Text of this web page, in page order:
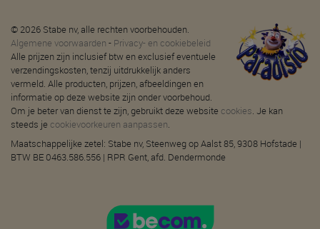
© 2026 Stabe nv, alle rechten voorbehouden.
Algemene voorwaarden - Privacy- en cookiebeleid
Alle prijzen zijn inclusief btw en exclusief eventuele
verzendingskosten, tenzij uitdrukkelijk anders
vermeld. Alle producten, prijzen, afbeeldingen en
informatie op deze website zijn onder voorbehoud.
Om je beter van dienst te zijn, gebruikt deze website cookies. Je kan
steeds je cookievoorkeuren aanpassen.
Maatschappelijke zetel: Stabe nv, Steenweg op Aalst 85, 9308 Hofstade |
BTW BE 0463.586.556 | RPR Gent, afd. Dendermonde